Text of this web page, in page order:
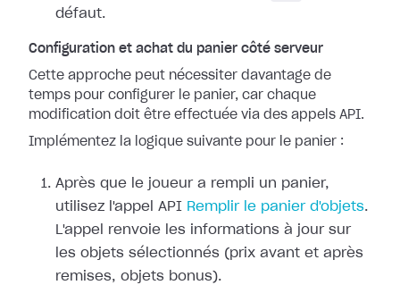
défaut.
Configuration et achat du panier côté serveur
Cette approche peut nécessiter davantage de
temps pour configurer le panier, car chaque
modification doit être effectuée via des appels API.
Implémentez la logique suivante pour le panier :
Après que le joueur a rempli un panier,
utilisez l'appel API Remplir le panier d'objets.
L'appel renvoie les informations à jour sur
les objets sélectionnés (prix avant et après
remises, objets bonus).